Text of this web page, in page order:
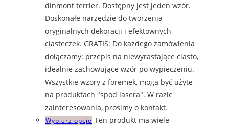
dinmont terrier. Dostępny jest jeden wzór.
Doskonałe narzędzie do tworzenia
oryginalnych dekoracji i efektownych
ciasteczek. GRATIS: Do każdego zamówienia
dołączamy: przepis na niewyrastające ciasto,
idealnie zachowujące wzór po wypieczeniu.
Wszystkie wzory z foremek, mogą być użyte
na produktach "spod lasera". W razie
zainteresowania, prosimy o kontakt.
Wybierz opcje Ten produkt ma wiele